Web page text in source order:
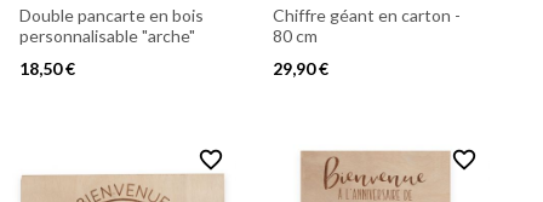
Double pancarte en bois
personnalisable "arche"
18,50 €
Chiffre géant en carton -
80 cm
29,90 €
favorite_border favorite_border